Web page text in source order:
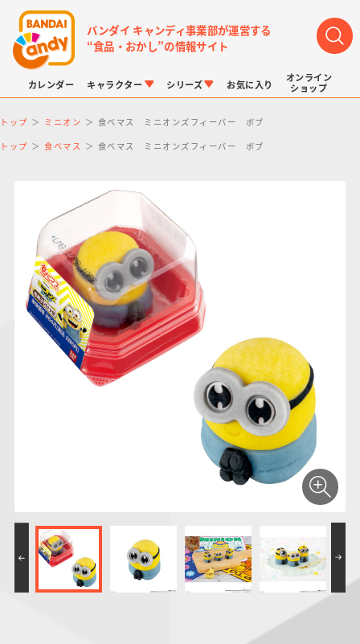
バンダイ キャンディ事業部が運営する
“食品・おかし”の情報サイト
カレンダー キャラクター
LINK TRAVELERS
仮面ライダーシリー
ズ
PROJECT R.E.D.・
スーパー戦隊シリー
プリキュアシリーズ
ガンダムシリーズ アンパンマン
ーズ
シリーズ
チョコボックス
キャラパキ
つりグミ
チョコサプ
にふぉるめーしょん
＆スクエアシール
ポケモンスケールワ
ールド
お気に入り
オンライン
ショップ
トップ ミニオン 食べマス ミニオンズフィーバー ボブ
トップ 食べマス 食べマス ミニオンズフィーバー ボブ